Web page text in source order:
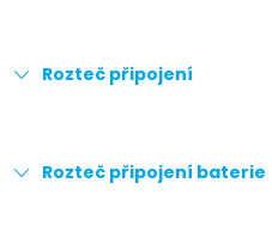
Rozteč připojení
Rozteč připojení baterie